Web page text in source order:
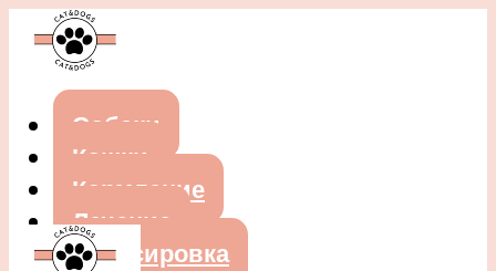
Собаки
Кошки
Кормление
Лечение
Дрессировка